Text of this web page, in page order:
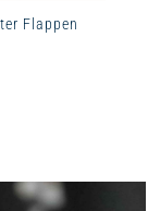
Flappen